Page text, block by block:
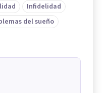
Infidelidad
del sueño